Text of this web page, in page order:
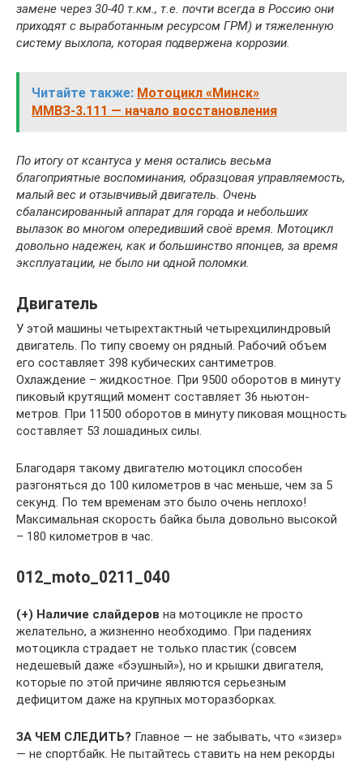
замене через 30-40 т.км., т.е. почти всегда в Россию они
приходят с выработанным ресурсом ГРМ) и тяжеленную
систему выхлопа, которая подвержена коррозии.
Читайте также: Мотоцикл «Минск»
ММВЗ-3.111 — начало восстановления
По итогу от ксантуса у меня остались весьма
благоприятные воспоминания, образцовая управляемость,
малый вес и отзывчивый двигатель. Очень
сбалансированный аппарат для города и небольших
вылазок во многом опередивший своё время. Мотоцикл
довольно надежен, как и большинство японцев, за время
эксплуатации, не было ни одной поломки.
Двигатель
У этой машины четырехтактный четырехцилиндровый
двигатель. По типу своему он рядный. Рабочий объем
его составляет 398 кубических сантиметров.
Охлаждение – жидкостное. При 9500 оборотов в минуту
пиковый крутящий момент составляет 36 ньютон-
метров. При 11500 оборотов в минуту пиковая мощность
составляет 53 лошадиных силы.
Благодаря такому двигателю мотоцикл способен
разгоняться до 100 километров в час меньше, чем за 5
секунд. По тем временам это было очень неплохо!
Максимальная скорость байка была довольно высокой
– 180 километров в час.
012_moto_0211_040
(+) Наличие слайдеров на мотоцикле не просто
желательно, а жизненно необходимо. При падениях
мотоцикла страдает не только пластик (совсем
недешевый даже «бэушный»), но и крышки двигателя,
которые по этой причине являются серьезным
дефицитом даже на крупных моторазборках.
ЗА ЧЕМ СЛЕДИТЬ? Главное — не забывать, что «зизер»
— не спортбайк. Не пытайтесь ставить на нем рекорды